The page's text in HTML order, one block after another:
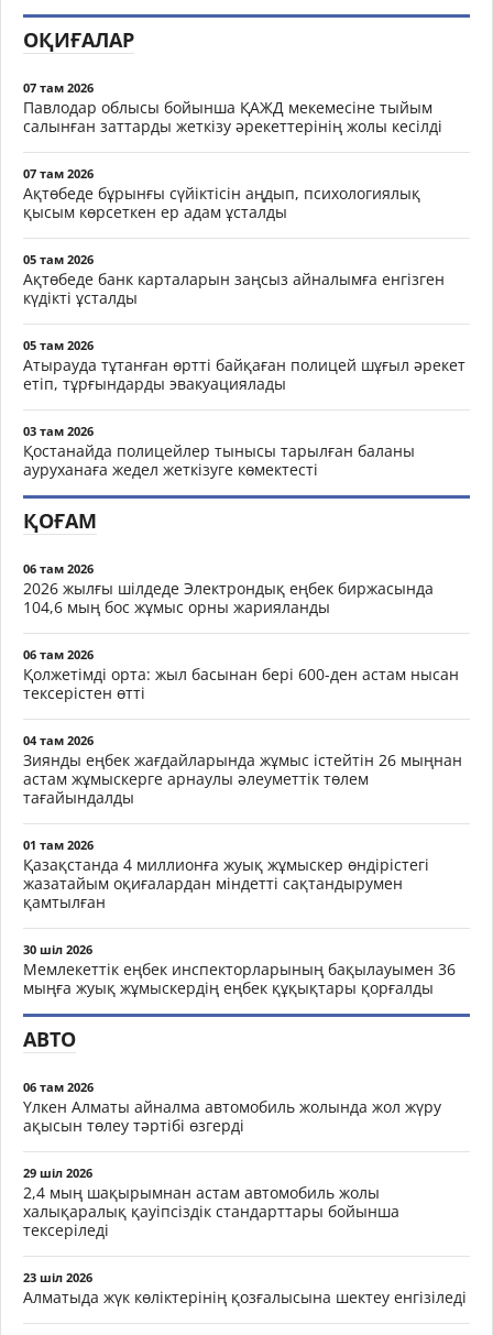
ОҚИҒАЛАР
07 там 2026
Павлодар облысы бойынша ҚАЖД мекемесіне тыйым
салынған заттарды жеткізу әрекеттерінің жолы кесілді
07 там 2026
Ақтөбеде бұрынғы сүйіктісін аңдып, психологиялық
қысым көрсеткен ер адам ұсталды
05 там 2026
Ақтөбеде банк карталарын заңсыз айналымға енгізген
күдікті ұсталды
05 там 2026
Атырауда тұтанған өртті байқаған полицей шұғыл әрекет
етіп, тұрғындарды эвакуациялады
03 там 2026
Қостанайда полицейлер тынысы тарылған баланы
ауруханаға жедел жеткізуге көмектесті
ҚОҒАМ
06 там 2026
2026 жылғы шілдеде Электрондық еңбек биржасында
104,6 мың бос жұмыс орны жарияланды
06 там 2026
Қолжетімді орта: жыл басынан бері 600-ден астам нысан
тексерістен өтті
04 там 2026
Зиянды еңбек жағдайларында жұмыс істейтін 26 мыңнан
астам жұмыскерге арнаулы әлеуметтік төлем
тағайындалды
01 там 2026
Қазақстанда 4 миллионға жуық жұмыскер өндірістегі
жазатайым оқиғалардан міндетті сақтандырумен
қамтылған
30 шіл 2026
Мемлекеттік еңбек инспекторларының бақылауымен 36
мыңға жуық жұмыскердің еңбек құқықтары қорғалды
АВТО
06 там 2026
Үлкен Алматы айналма автомобиль жолында жол жүру
ақысын төлеу тәртібі өзгерді
29 шіл 2026
2,4 мың шақырымнан астам автомобиль жолы
халықаралық қауіпсіздік стандарттары бойынша
тексеріледі
23 шіл 2026
Алматыда жүк көліктерінің қозғалысына шектеу енгізіледі